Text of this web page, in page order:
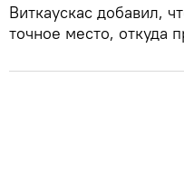
Виткаускас добавил,
точное место, откуда